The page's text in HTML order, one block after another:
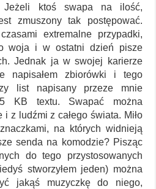
Jeżeli ktoś swapa na ilość,
zmuszony tak postępować.
extremalne przypadki,
woja i w ostatni dzień pisze
Jednak ja w swojej karierze
napisałem zbiorówki i tego
list napisany przeze mnie
KB textu. Swapać można
z ludźmi z całego świata. Miło
na których widnieją
senda na komodzie? Pisząc
do tego przystosowanych
stworzyłem jeden) można
jakąś muzyczkę do niego,